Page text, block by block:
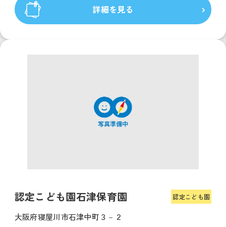
詳細を見る
認定こども園石津保育園 認定こども園
大阪府寝屋川市石津中町３－２